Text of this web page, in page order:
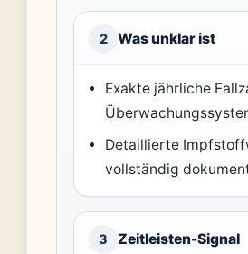
2 Was unklar ist
Exakte jährliche
Detaillierte
vollständig
3 Zeitleisten-Signal